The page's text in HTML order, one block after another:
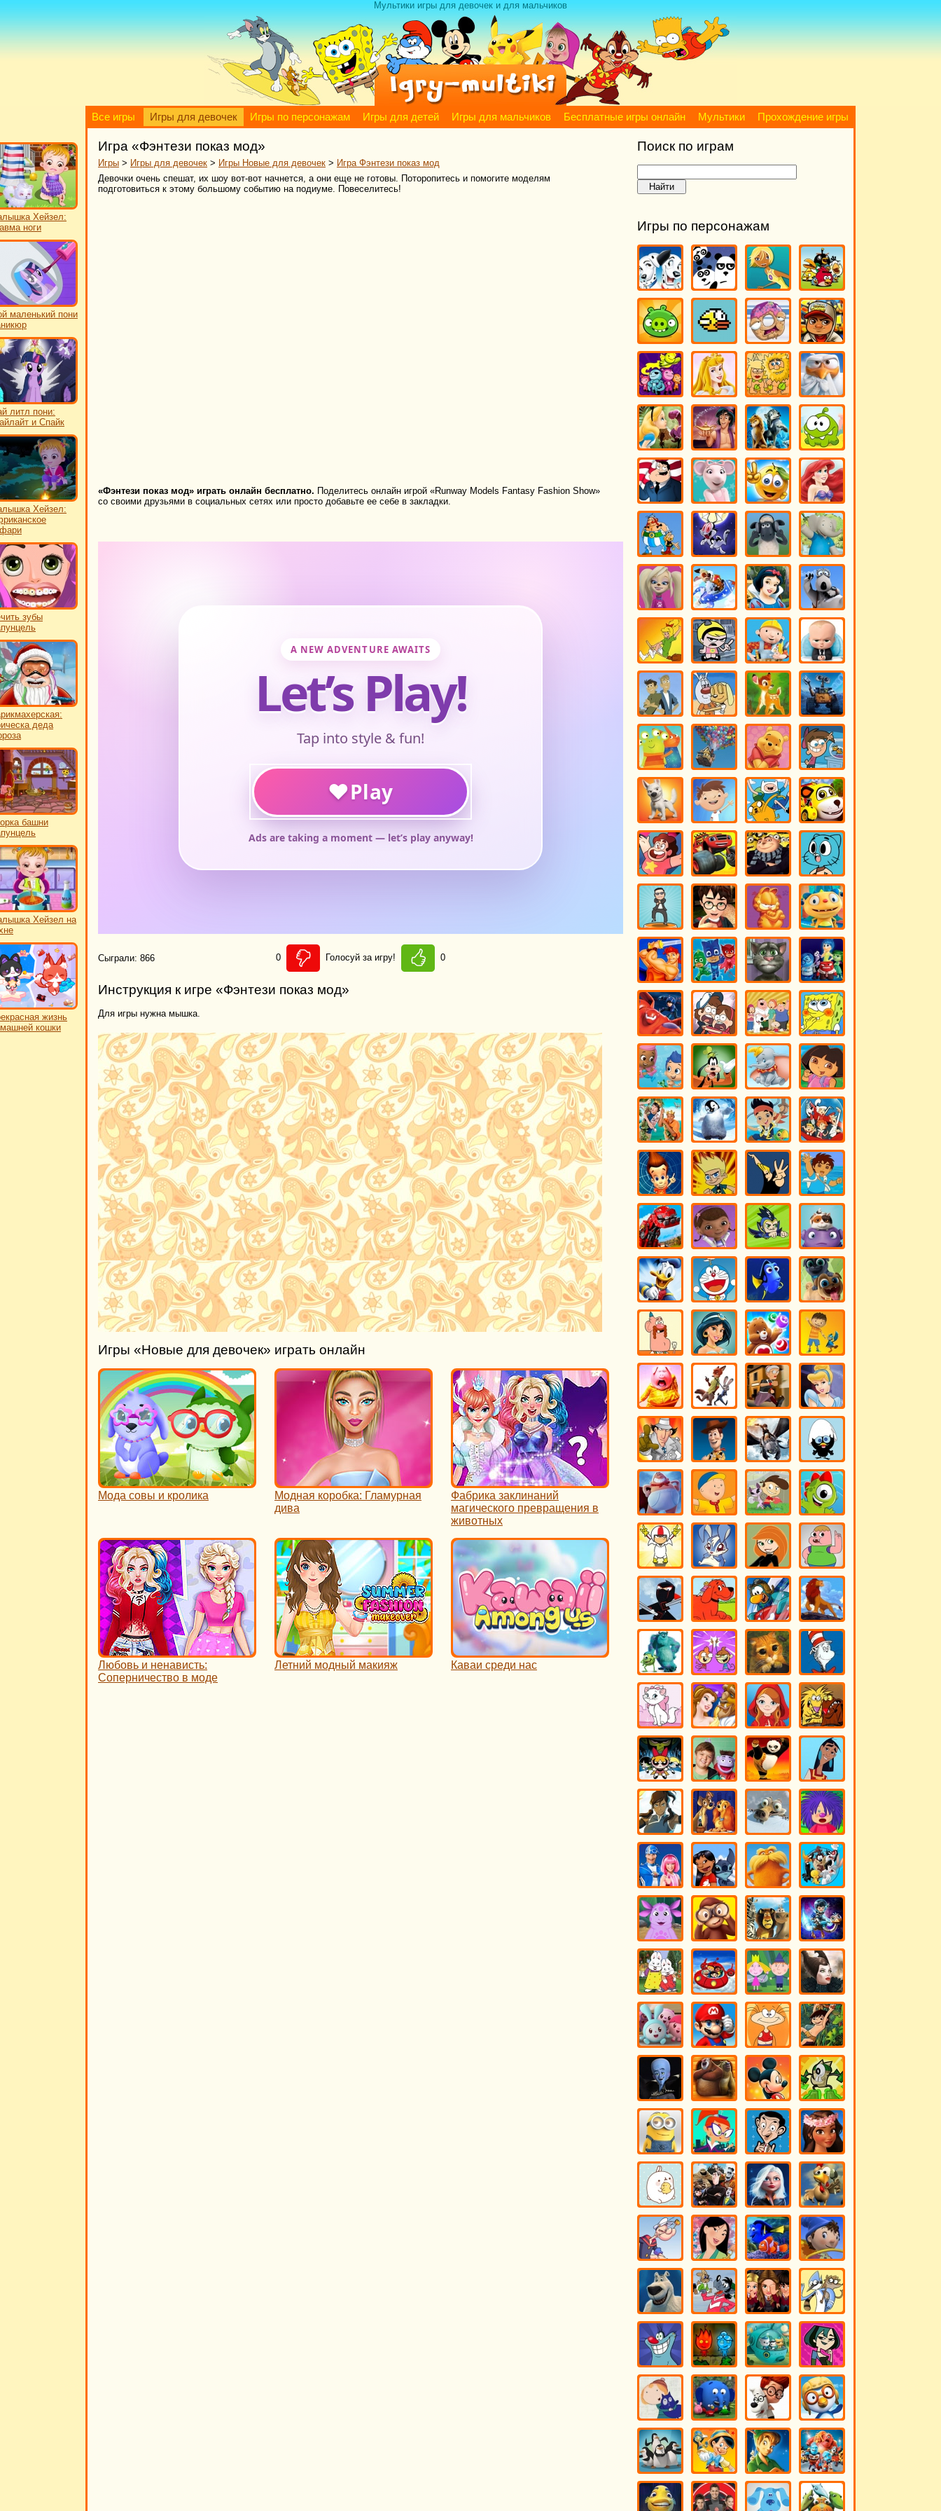
Мультики игры для девочек и для мальчиков
Все игры Игры для девочек Игры по персонажам Игры для детей Игры для мальчиков Бесплатные игры онлайн Мультики Прохождение игры
Хейзел:
ноги
маленький пони
литл пони:
и Спайк
Хейзел:
зубы
деда
башни
Хейзел на
жизнь
кошки
Игра «Фэнтези показ мод»
Игры > Игры для девочек > Игры Новые для девочек > Игра Фэнтези показ мод
Девочки очень спешат, их шоу вот-вот начнется, а они еще не готовы. Поторопитесь и помогите моделям
подготовиться к этому большому событию на подиуме. Повеселитесь!
«Фэнтези показ мод» играть онлайн бесплатно. Поделитесь онлайн игрой «Runway Models Fantasy Fashion Show»
со своими друзьями в социальных сетях или просто добавьте ее себе в закладки.
Сыграли: 866 0 Голосуй за игру! 0
Инструкция к игре «Фэнтези показ мод»
Для игры нужна мышка.
Игры «Новые для девочек» играть онлайн
Мода совы и кролика
Модная коробка: Гламурная
дива
Фабрика заклинаний
магического превращения в
животных
Любовь и ненависть:
Соперничество в моде
Летний модный макияж Каваи среди нас
Поиск по играм
Игры по персонажам